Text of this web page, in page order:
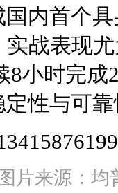
内首个
战表现
8小时完成
性与可
图片来源：均